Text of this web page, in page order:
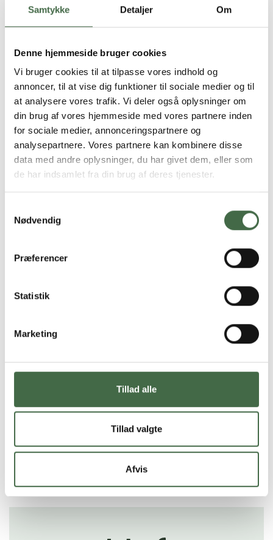
Samtykke Detaljer Om
Denne hjemmeside bruger cookies
Vi bruger cookies til at tilpasse vores indhold og
annoncer, til at vise dig funktioner til sociale medier og til
at analysere vores trafik. Vi deler også oplysninger om
din brug af vores hjemmeside med vores partnere inden
for sociale medier, annonceringspartnere og
analysepartnere. Vores partnere kan kombinere disse
data med andre oplysninger, du har givet dem, eller som
de har indsamlet fra din brug af deres tjenester.
Nødvendig
Præferencer
Statistik
Marketing
Tillad alle
Tillad valgte
Afvis
og arbejdsmiljørepræsentanter er ligestillede
parter, og der er en pligt til samarbejde om
Indflydelse på arbejdspladsen
at få indflydelse gennem samarbejde i
arbejdsmiljøorganisationen og sikre tid til
arbejdsmiljøarbejde.
Systematisk arbejdsmiljøarbejde og APV :
Risikovurdering ved ændringer, anvendelse af
forebyggelsesprincipper, STOP-princippet og de
lovpligtige forebyggelsestiltag.
Hvad får jeg ud af det?
og hvordan du kan navigere i dem
bekendtgørelse
som arbejdsmiljørepræsentant
Et fysisk kompendium med relevante
Se programmet som PDF her.
Tilmeld dig ved at skrive dit fulde navn og
medarbejdernummer til Sanne, HKKF's sekretær,
påsf@hkkf.dk
Siden er sidst opdateret:24.03.25 kl. 14.20